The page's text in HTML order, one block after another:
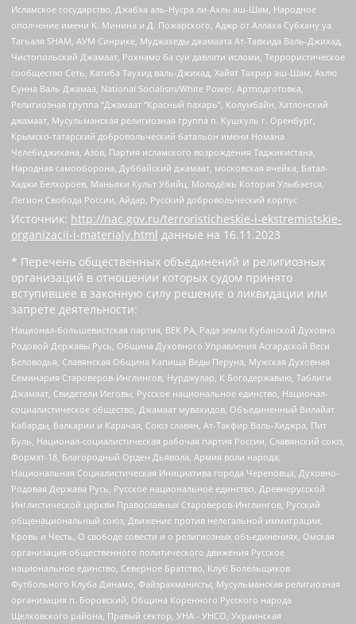
Исламское государство, Джабха аль-Нусра ли-Ахль аш-Шам, Народное
ополчение имени К. Минина и Д. Пожарского, Аджр от Аллаха Субхану уа
Тагьаля SHAM, АУМ Синрике, Муджахеды джамаата Ат-Тавхида Валь-Джихад,
Чистопольский Джамаат, Рохнамо ба суи давлати исломи, Террористическое
сообщество Сеть, Катиба Таухид валь-Джихад, Хайят Тахрир аш-Шам, Ахлю
Сунна Валь Джамаа, National Socialism/White Power, Артподготовка,
Религиозная группа “Джамаат “Красный пахарь”, Колумбайн, Хатлонский
джамаат, Мусульманская религиозная группа п. Кушкуль г. Оренбург,
Крымско-татарский добровольческий батальон имени Номана
Челебиджихана, Азов, Партия исламского возрождения Таджикистана,
Народная самооборона, Дуббайский джамаат, московская ячейка, Батал-
Хаджи Белхороев, Маньяки Культ Убийц, Молодёжь Которая Улыбается,
Легион Свобода России, Айдар, Русский добровольческий корпус
Источник: http://nac.gov.ru/terroristicheskie-i-ekstremistskie-
organizacii-i-materialy.html данные на 16.11.2023
* Перечень общественных объединений и религиозных
организаций в отношении которых судом принято
вступившее в законную силу решение о ликвидации или
запрете деятельности:
Национал-большевистская партия, ВЕК РА, Рада земли Кубанской Духовно
Родовой Державы Русь, Община Духовного Управления Асгардской Веси
Беловодья, Славянская Община Капища Веды Перуна, Мужская Духовная
Семинария Староверов-Инглингов, Нурджулар, К Богодержавию, Таблиги
Джамаат, Свидетели Иеговы, Русское национальное единство, Национал-
социалистическое общество, Джамаат мувахидов, Объединенный Вилайат
Кабарды, Балкарии и Карачая, Союз славян, Ат-Такфир Валь-Хиджра, Пит
Буль, Национал-социалистическая рабочая партия России, Славянский союз,
Формат-18, Благородный Орден Дьявола, Армия воли народа,
Национальная Социалистическая Инициатива города Череповца, Духовно-
Родовая Держава Русь, Русское национальное единство, Древнерусской
Инглистической церкви Православных Староверов-Инглингов, Русский
общенациональный союз, Движение против нелегальной иммиграции,
Кровь и Честь, О свободе совести и о религиозных объединениях, Омская
организация общественного политического движения Русское
национальное единство, Северное Братство, Клуб Болельщиков
Футбольного Клуба Динамо, Файзрахманисты, Мусульманская религиозная
организация п. Боровский, Община Коренного Русского народа
Щелковского района, Правый сектор, УНА - УНСО, Украинская